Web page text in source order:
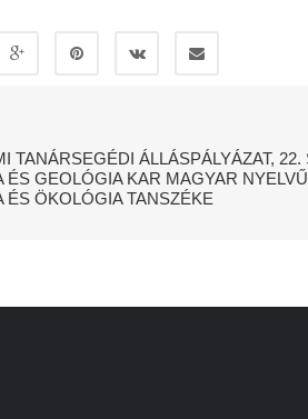
TANÁRSEGÉDI ÁLLÁSPÁLYÁZAT,
ÉS GEOLÓGIA KAR MAGYAR
ÉS ÖKOLÓGIA TANSZÉKE